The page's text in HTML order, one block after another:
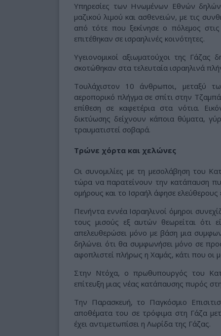
Υπηρεσίες των Ηνωμένων Εθνών
μαζικού λιμού και ασθενειών, με τις
από τότε που ξεκίνησε ο πόλεμος
επιτέθηκαν σε ισραηλινές κοινότητες.
Υγειονομικοί αξιωματούχοι της
σκοτώθηκαν στα τελευταία ισραηλινά
Τουλάχιστον 10 άνθρωποι, μεταξύ
αεροπορικό πλήγμα σε σπίτι στην
επίθεση σε καφετέρια στα νότια.
δικτύωσης δείχνουν κάποια θύματα,
τραυματιστεί σοβαρά.
Τρώνε χόρτα και χελώνες
Οι συνομιλίες με τη μεσολάβηση του
τώρα να παρατείνουν την κατάπαυση
ομήρους και το Ισραήλ άφησε
Πενήντα εννέα Ισραηλινοί όμηροι
τους μισούς εξ αυτών θεωρείται ότι
απελευθερώσει μόνο με βάση μια
δηλώνει ότι θα συμφωνήσει μόνο σε
αφοπλιστεί πλήρως η Χαμάς, κάτι που οι
Στην Ντόχα, ο πρωθυπουργός του
επίτευξη μιας νέας κατάπαυσης πυρός
Την Παρασκευή, το Παγκόσμιο
αποθέματα του σε τρόφιμα στη Γάζα
έχει αντιμετωπίσει η Λωρίδα της Γάζας.